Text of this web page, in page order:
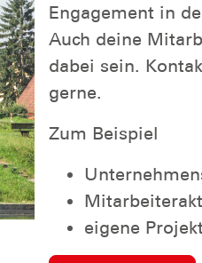
Engagement in
Auch deine
dabei sein.
gerne.
Zum Beispiel
eigene